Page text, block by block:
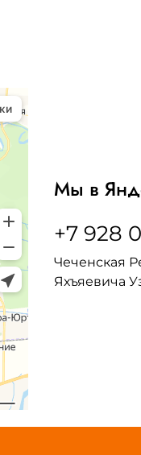
Мы в
+7 928
Чеченская
Яхъяевича